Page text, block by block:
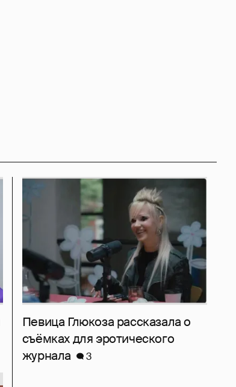
Певица Глюкоза рассказала о
съёмках для эротического
журнала
3